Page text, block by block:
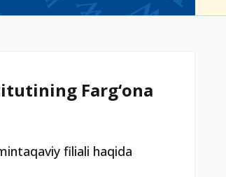
Farg‘ona
filiali haqida